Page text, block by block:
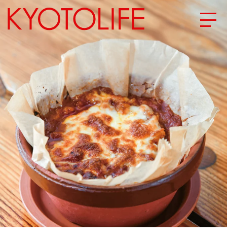
エリアから探す
地図から探す
カテゴリーから探す
SPECIAL
NEW OPEN
SERIES
CULTURE